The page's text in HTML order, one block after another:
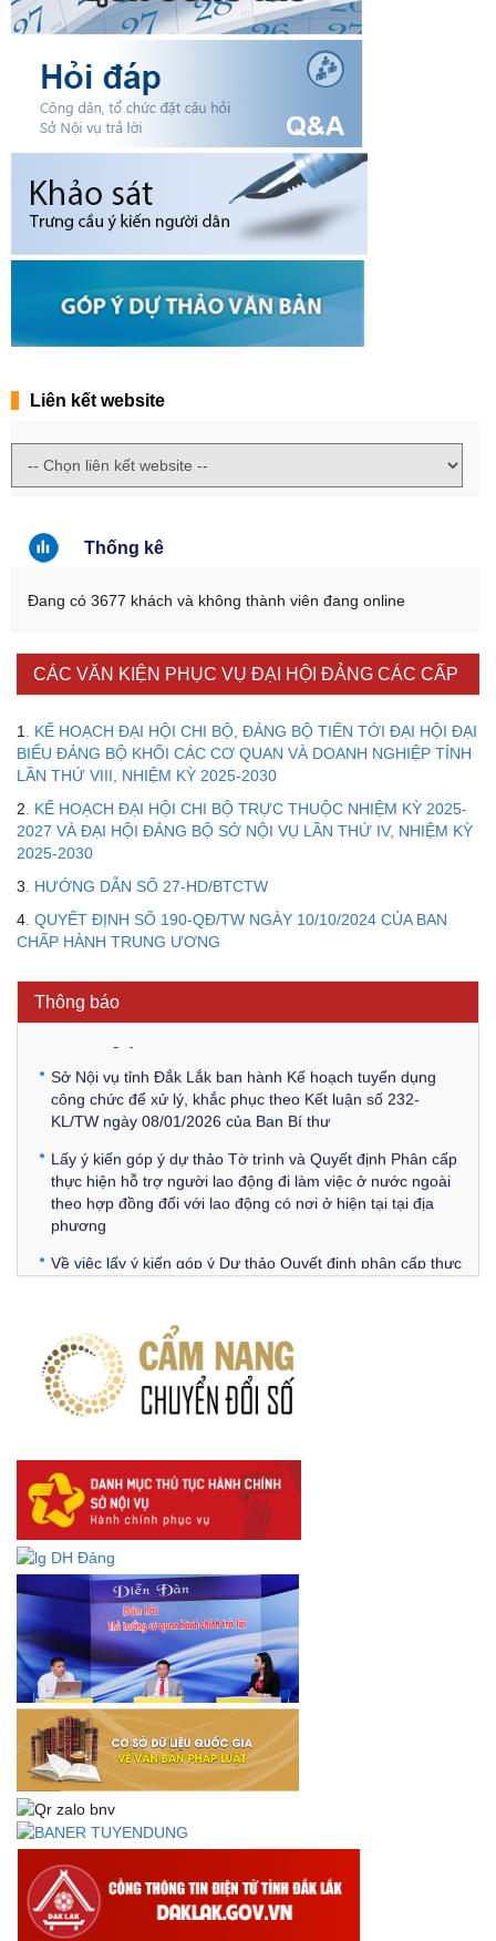
Liên kết website
Thống kê
Đang có 3677 khách và không thành viên đang online
CÁC VĂN KIỆN PHỤC VỤ ĐẠI HỘI ĐẢNG CÁC CẤP
1
. KẾ HOẠCH ĐẠI HỘI CHI BỘ, ĐẢNG BỘ TIẾN TỚI ĐẠI HỘI ĐẠI
BIỂU ĐẢNG BỘ KHỐI CÁC CƠ QUAN VÀ DOANH NGHIỆP TỈNH
LẦN THỨ VIII, NHIỆM KỲ 2025-2030
2 . KẾ HOẠCH ĐẠI HỘI CHI BỘ TRỰC THUỘC NHIỆM KỲ 2025-
2027 VÀ ĐẠI HỘI ĐẢNG BỘ SỞ NỘI VỤ LẦN THỨ IV, NHIỆM KỲ
2025-2030
3 . HƯỚNG DẪN SỐ 27-HD/BTCTW
4 . QUYẾT ĐỊNH SỐ 190-QĐ/TW NGÀY 10/10/2024 CỦA BAN
CHẤP HÀNH TRUNG ƯƠNG
Thông báo
Kế hoạch Kiểm tra, sát hạch để tiếp nhận vào làm công
Thông báo Về việc triệu tập thí sinh tham gia thi tuyển
công chức để xử lý, khắc phục theo Kết luận số 232-
KL/TW ngày 08/01/2026 của Ban Bí thư
Thông báo Về việc đăng tải các văn bản ôn tập kỳ tuyển
dụng công chức để xử lý, khắc phục theo Kết luận số 232-
Sở Nội vụ tỉnh Đắk Lắk ban hành Kế hoạch tuyển dụng
công chức để xử lý, khắc phục theo Kết luận số 232-
KL/TW ngày 08/01/2026 của Ban Bí thư
Lấy ý kiến góp ý dự thảo Tờ trình và Quyết định Phân cấp
thực hiện hỗ trợ người lao động đi làm việc ở nước ngoài
theo hợp đồng đối với lao động có nơi ở hiện tại tại địa
phương
Về việc lấy ý kiến góp ý Dự thảo Quyết định phân cấp thực
hiện quy định về người lao động nước ngoài làm việc trên
xây dựng, ban hành văn bản quy phạm pháp luật
Góp ý dự thảo Thông tư quy định nghiệp vụ lưu trữ tài liệu
lưu trữ số:
DANH SÁCH HỒ SƠ CÁN BỘ ĐI B TỈNH ĐĂK LẮK -
Lấy ý kiến dự thảo Quyết định quy phạm pháp luật quy
định về thành lập, tổ chức và hoạt động của tổ chức phối
hợp liên ngành
Thông báo về việc tải biểu mẫu báo cáo kết quả 06 năm
thực hiện Nghị quyết số 18-NQ/TW và Nghị quyết số 19-
NQ/TW
Thư chúc mừng của Bộ trưởng Bộ Nội vụ nhân dịp kỷ
niệm 78 năm Ngày thành lập Bộ Nội vụ, Ngày truyền
thống ngành Tổ chức nhà nước (28/8/1945-28/8/2023)
Thông báo về việc đăng tải Bộ câu hỏi và gợi ý trả lời Hội
thi dân vận khéo năm 2023